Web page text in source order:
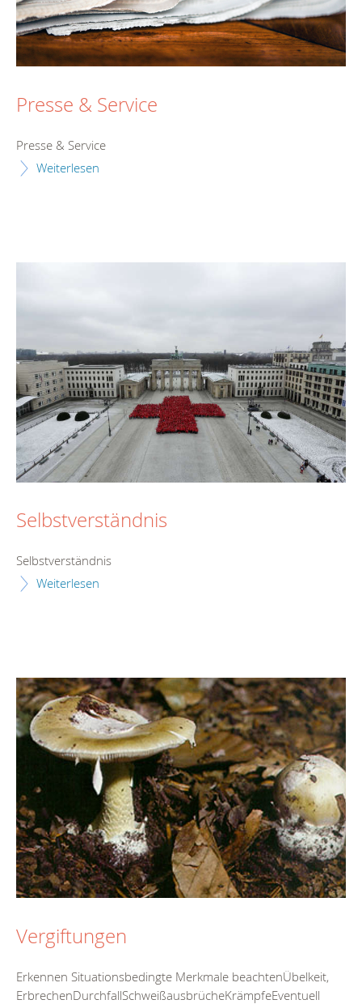
Presse & Service
Presse & Service
Weiterlesen
Selbstverständnis
Selbstverständnis
Weiterlesen
Vergiftungen
Erkennen Situationsbedingte Merkmale beachtenÜbelkeit,
ErbrechenDurchfallSchweißausbrücheKrämpfeEventuell